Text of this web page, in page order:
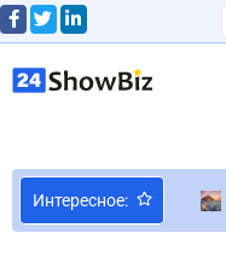
Интересное: